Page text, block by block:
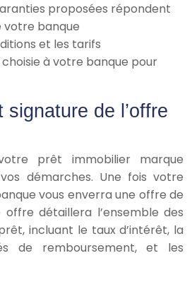
proposées répondent
votre banque
et les tarifs
à votre banque pour
signature de l’offre
prêt immobilier marque
démarches. Une fois votre
vous enverra une offre de
détaillera l’ensemble des
incluant le taux d’intérêt, la
de remboursement, et les